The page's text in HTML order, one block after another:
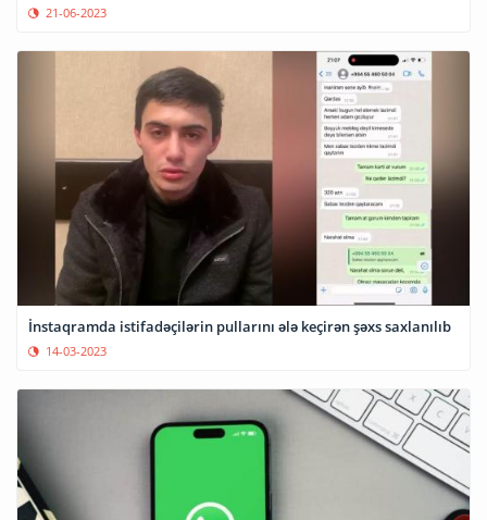
21-06-2023
İnstaqramda istifadəçilərin pullarını ələ keçirən şəxs saxlanılıb
14-03-2023